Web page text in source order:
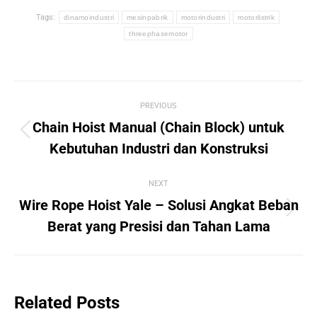
Tags: dinamoindustri mesinpabrik motorindustri motorlistrik
threephasemotor
PREVIOUS
Previous
post:
Chain Hoist Manual (Chain Block) untuk
Kebutuhan Industri dan Konstruksi
NEXT
Next
post:
Wire Rope Hoist Yale – Solusi Angkat Beban
Berat yang Presisi dan Tahan Lama
Related Posts